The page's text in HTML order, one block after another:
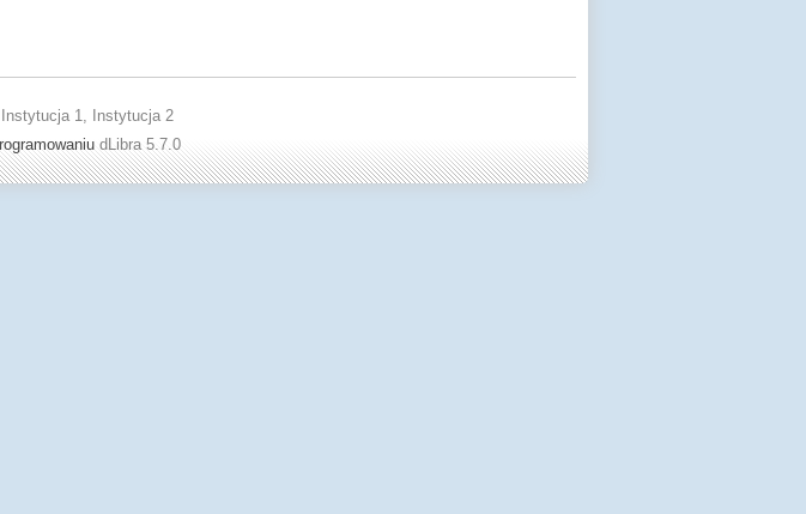
Instytucja 1, Instytucja 2
dLibra 5.7.0